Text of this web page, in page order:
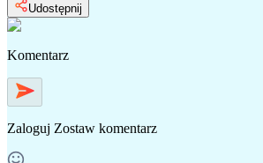
Udostępnij
Komentarz
Zaloguj Zostaw komentarz